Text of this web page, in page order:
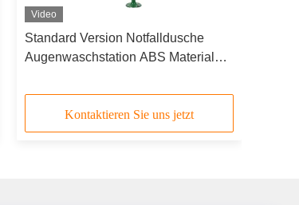
Video
Standard Version Notfalldusche
Augenwaschstation ABS Material
Kontaktieren Sie uns jetzt